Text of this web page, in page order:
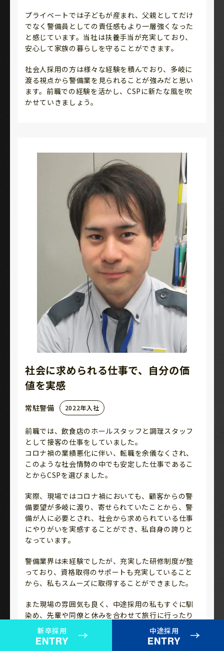
新卒採用
ENTRY
中途採用
ENTRY
プライベートでは子どもが産まれ、父親としてだけ
でなく警備員としての責任感もより一層強くなった
と感じています。当社は扶養手当が充実しており、
安心して家族の暮らしを守ることができます。
社会人採用の方は様々な経験を積んでおり、多岐に
渡る視点から警備業を見られることが強みだと思い
ます。前職での経験を活かし、CSPに新たな風を吹
かせていきましょう。
社会に求められる仕事で、自分の価
値を実感
常駐警備 2022年入社
前職では、飲食店のホールスタッフと調理スタッフ
として接客の仕事をしていました。
コロナ禍の業績悪化に伴い、転職を余儀なくされ、
このような社会情勢の中でも安定した仕事であるこ
とからCSPを選びました。
実際、現場ではコロナ禍においても、顧客からの警
備要望が多岐に渡り、寄せられていたことから、警
備が人に必要とされ、社会から求められている仕事
にやりがいを実感することができ、私自身の誇りと
なっています。
警備業界は未経験でしたが、充実した研修制度が整
っており、資格取得のサポートも充実していること
から、私もスムーズに取得することができました。
また現場の雰囲気も良く、中途採用の私もすぐに馴
染め、先輩や同僚と休みを合わせて旅行に行ったり
することが今の楽しみの一つです。